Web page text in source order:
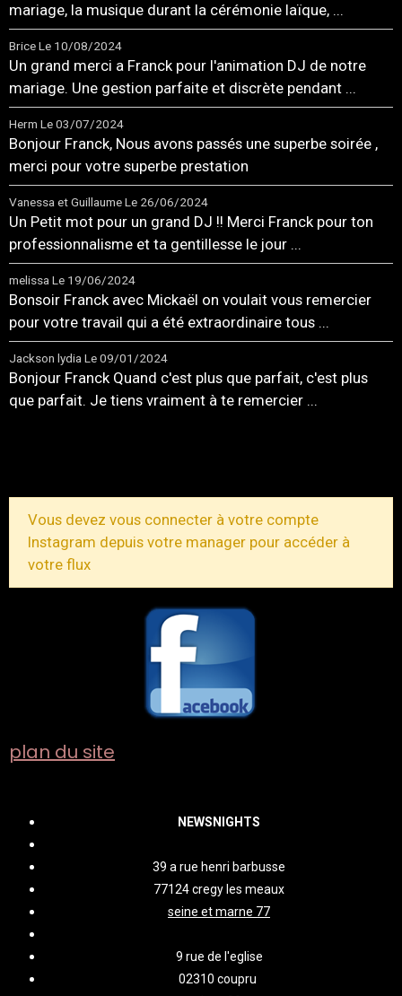
mariage, la musique durant la cérémonie laïque, ...
BriceLe 10/08/2024
Un grand merci a Franck pour l'animation DJ de notre
mariage. Une gestion parfaite et discrète pendant ...
Herm Le 03/07/2024
Bonjour Franck, Nous avons passés une superbe soirée ,
merci pour votre superbe prestation
Vanessa et GuillaumeLe 26/06/2024
Un Petit mot pour un grand DJ !! Merci Franck pour ton
professionnalisme et ta gentillesse le jour ...
melissaLe 19/06/2024
Bonsoir Franck avec Mickaël on voulait vous remercier
pour votre travail qui a été extraordinaire tous ...
Jackson lydiaLe 09/01/2024
Bonjour Franck Quand c'est plus que parfait, c'est plus
que parfait. Je tiens vraiment à te remercier ...
Vous devez vous connecter à votre compte
Instagram depuis votre manager pour accéder à
votre flux
plan du site
NEWSNIGHTS
39 a rue henri barbusse
77124 cregy les meaux
seine et marne 77
9 rue de l'eglise
02310 coupru